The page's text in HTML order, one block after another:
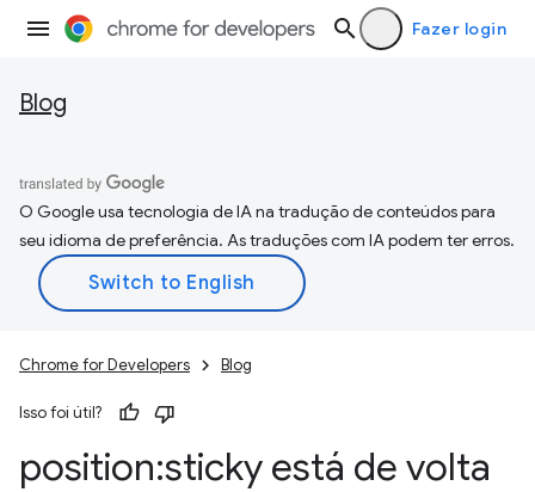
Fazer login
Blog
O Google usa tecnologia de IA na tradução de conteúdos para
seu idioma de preferência. As traduções com IA podem ter erros.
Chrome for Developers Blog
Isso foi útil?
position:sticky está de volta